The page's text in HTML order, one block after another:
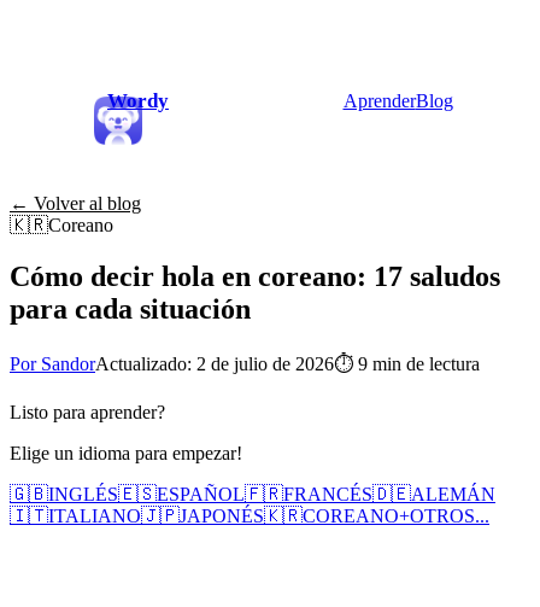
Wordy AprenderBlog
← Volver al blog
🇰🇷Coreano
Cómo decir hola en coreano: 17 saludos
para cada situación
Por SandorActualizado: 2 de julio de 2026⏱ 9 min de lectura
Listo para aprender?
Elige un idioma para empezar!
🇬🇧INGLÉS🇪🇸ESPAÑOL🇫🇷FRANCÉS🇩🇪ALEMÁN
🇮🇹ITALIANO🇯🇵JAPONÉS🇰🇷COREANO+OTROS...